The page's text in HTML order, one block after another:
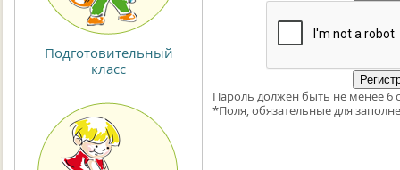
Подготовительный
класс
Пароль должен быть не менее 6
*Поля, обязательные для